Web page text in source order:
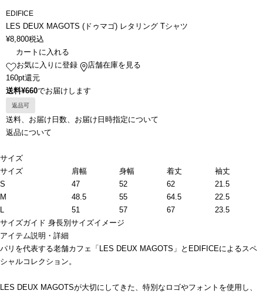
EDIFICE
LES DEUX MAGOTS (ドゥマゴ) レタリング Tシャツ
¥8,800税込
カートに入れる
お気に入りに登録
店舗在庫を見る
160pt還元
送料¥660でお届けします
返品可
送料、お届け日数、お届け日時指定について
返品について
サイズ
サイズ
肩幅 身幅 着丈
袖丈
S
47 52 62
21.5
M
48.5 55 64.5
22.5
L
51 57 67
23.5
サイズガイド 身長別サイズイメージ
アイテム説明・詳細
パリを代表する老舗カフェ「LES DEUX MAGOTS」とEDIFICEによるスペ
シャルコレクション。
LES DEUX MAGOTSが大切にしてきた、特別なロゴやフォントを使用し、